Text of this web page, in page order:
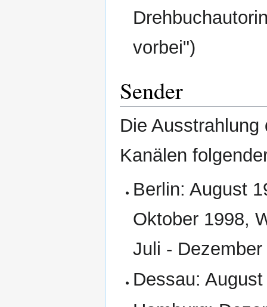
vorbei")
Sender
Die
Kanälen
Berlin: August
Oktober 1998,
Juli - Dezember
Dessau: